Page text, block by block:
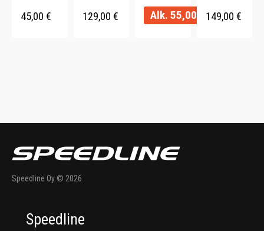
45,00 €
150 x 210
129,00 €
villaa.
Pehmeä.
Alk. 55,00
Lahjaidea.
149,00 €
Speedline Oy © 2026
Speedline